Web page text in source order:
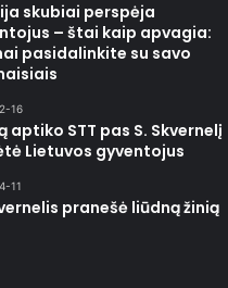
skubiai perspėja
– štai kaip apvagia:
pasidalinkite su savo
16
aptiko STT pas S. Skvernelį
Lietuvos gyventojus
11
pranešė liūdną žinią